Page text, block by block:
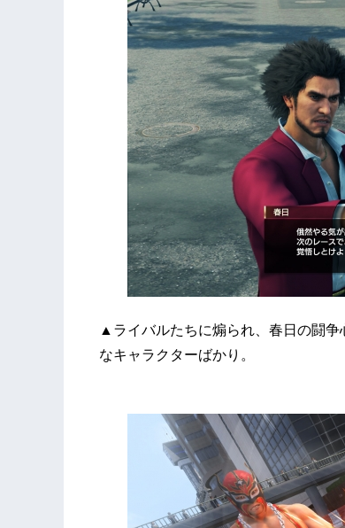
▲ライバルたちに煽られ、春日の闘
なキャラクターばかり。